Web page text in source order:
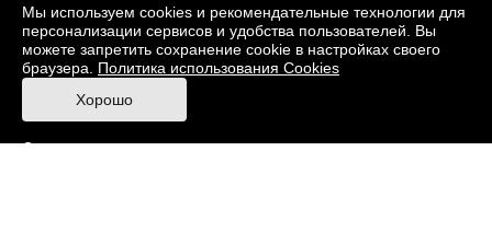
О музее
Фонды
Виртуальный музей
Издания
Пресс-центр
Контакты
Правила посещения Музея
Ответы на частые вопросы
Мы используем cookies и рекомендательные технологии для
персонализации сервисов и удобства пользователей. Вы
можете запретить сохранение cookie в настройках своего
браузера. Политика использования Cookies
Хорошо